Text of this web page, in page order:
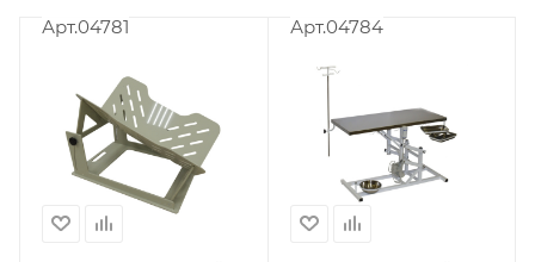
Арт.04781 Арт.04784